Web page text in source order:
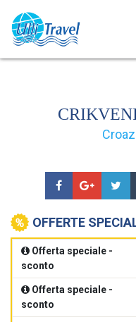
OFFERTE
Offerta speciale -
sconto
Offerta speciale -
sconto